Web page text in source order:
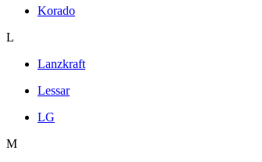
Korado
L
Lanzkraft
Lessar
LG
M